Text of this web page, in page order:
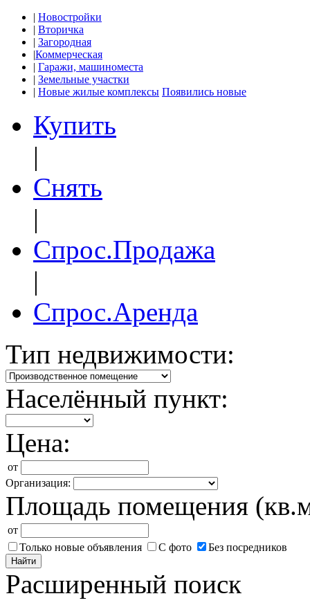
| Новостройки
| Вторичка
| Загородная
|Коммерческая
| Гаражи, машиноместа
| Земельные участки
| Новые жилые комплексы Появились новые
Купить
|
Снять
|
Спрос.Продажа
|
Спрос.Аренда
Тип недвижимости:
Населённый пункт:
Цена:
от
Организация:
Площадь помещения
от
Только новые объявления
С фото Без посредников
Найти
Расширенный поиск